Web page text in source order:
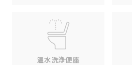
温水洗浄便座